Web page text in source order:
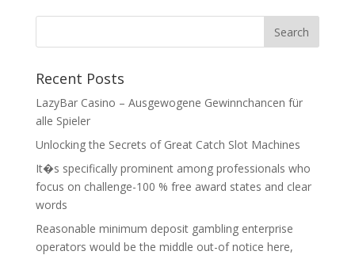
Recent Posts
LazyBar Casino – Ausgewogene Gewinnchancen für
alle Spieler
Unlocking the Secrets of Great Catch Slot Machines
It�s specifically prominent among professionals who
focus on challenge-100 % free award states and clear
words
Reasonable minimum deposit gambling enterprise
operators would be the middle out-of notice here,